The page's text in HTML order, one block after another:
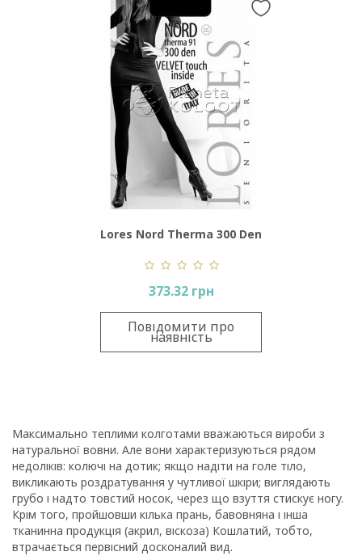
Lores Nord Therma 300 Den
373.32 грн
Повідомити про
наявність
Максимально теплими колготами вважаються вироби з
натуральної вовни. Але вони характеризуються рядом
недоліків: колючі на дотик; якщо надіти на голе тіло,
викликають роздратування у чутливої ​​шкіри; виглядають
грубо і надто товстий носок, через що взуття стискує ногу.
Крім того, пройшовши кілька прань, бавовняна і інша
тканинна продукція (акрил, віскоза) Кошлатий, тобто,
втрачається первісний досконалий вид.